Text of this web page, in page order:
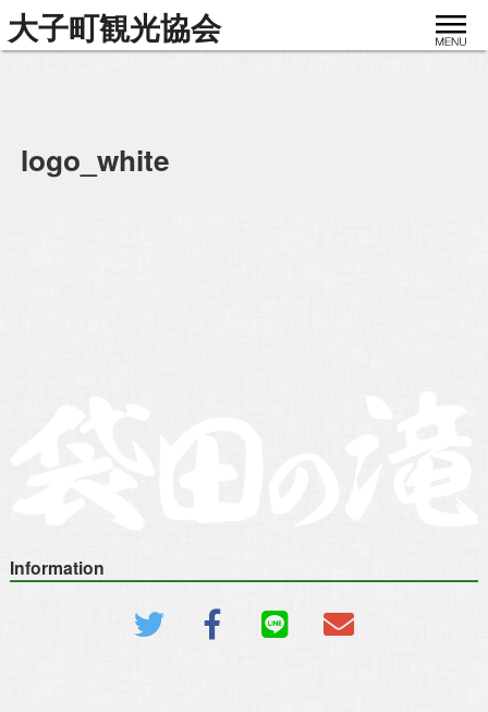
大子町観光協会 toggle
logo_white
Information